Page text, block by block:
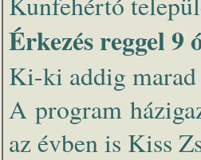
Érkezés reggel 9
Ki-ki addig
A program
az évben is Kiss